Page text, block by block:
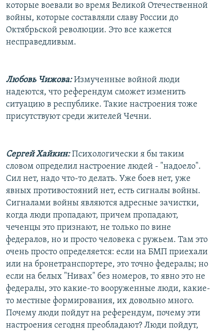
которые воевали во время Великой Отечественной
войны, которые составляли славу России до
Октябрьской революции. Это все кажется
несправедливым.
Любовь Чижова:Измученные войной люди
надеются, что референдум сможет изменить
ситуацию в республике. Такие настроения тоже
присутствуют среди жителей Чечни.
Сергей Хайкин:Психологически я бы таким
словом определил настроение людей - "надоело".
Сил нет, надо что-то делать. Уже боев нет, уже
явных противостояний нет, есть сигналы войны.
Сигналами войны являются адресные зачистки,
когда люди пропадают, причем пропадают,
чеченцы это признают, не только по вине
федералов, но и просто человека с ружьем. Там это
очень просто определяется: если на БМП приехали
или на бронетранспортере, это точно федералы; но
если на белых "Нивах" без номеров, то явно это не
федералы, это какие-то вооруженные люди, какие-
то местные формирования, их довольно много.
Почему люди пойдут на референдум, почему эти
настроения сегодня преобладают? Люди пойдут,